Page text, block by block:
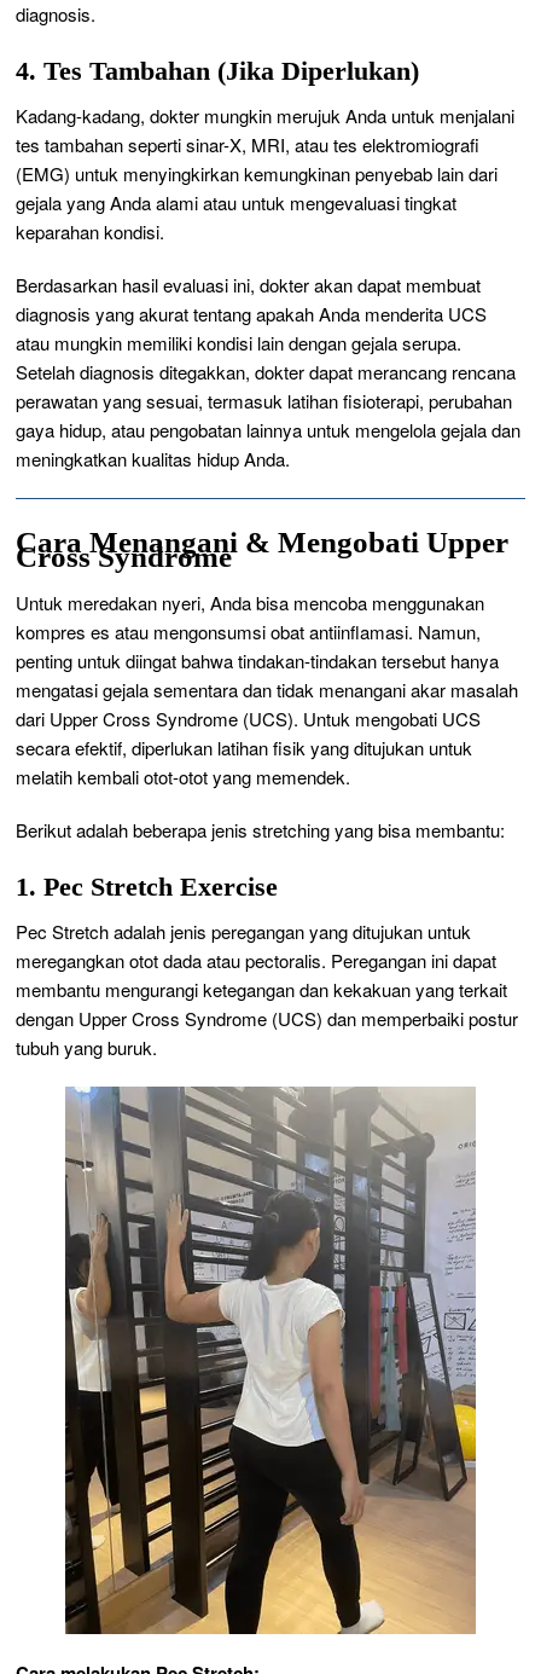
diagnosis.
4. Tes Tambahan (Jika Diperlukan)
Kadang-kadang, dokter mungkin merujuk Anda untuk menjalani
tes tambahan seperti sinar-X, MRI, atau tes elektromiografi
(EMG) untuk menyingkirkan kemungkinan penyebab lain dari
gejala yang Anda alami atau untuk mengevaluasi tingkat
keparahan kondisi.
Berdasarkan hasil evaluasi ini, dokter akan dapat membuat
diagnosis yang akurat tentang apakah Anda menderita UCS
atau mungkin memiliki kondisi lain dengan gejala serupa.
Setelah diagnosis ditegakkan, dokter dapat merancang rencana
perawatan yang sesuai, termasuk latihan fisioterapi, perubahan
gaya hidup, atau pengobatan lainnya untuk mengelola gejala dan
meningkatkan kualitas hidup Anda.
Cara Menangani & Mengobati Upper
Cross Syndrome
Untuk meredakan nyeri, Anda bisa mencoba menggunakan
kompres es atau mengonsumsi obat antiinflamasi. Namun,
penting untuk diingat bahwa tindakan-tindakan tersebut hanya
mengatasi gejala sementara dan tidak menangani akar masalah
dari Upper Cross Syndrome (UCS). Untuk mengobati UCS
secara efektif, diperlukan latihan fisik yang ditujukan untuk
melatih kembali otot-otot yang memendek.
Berikut adalah beberapa jenis stretching yang bisa membantu:
1. Pec Stretch Exercise
Pec Stretch adalah jenis peregangan yang ditujukan untuk
meregangkan otot dada atau pectoralis. Peregangan ini dapat
membantu mengurangi ketegangan dan kekakuan yang terkait
dengan Upper Cross Syndrome (UCS) dan memperbaiki postur
tubuh yang buruk.